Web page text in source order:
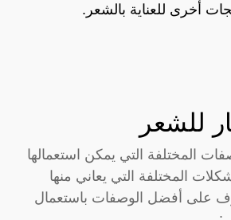
أخرى للعناية بالشعر.
للشعر
المختلفة التي يمكن استعمالها
المختلفة التي يعاني منها
على أفضل الوصفات باستعمال